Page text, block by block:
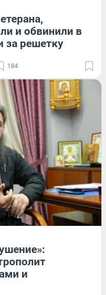
и обвинили в
за решетку
184
и